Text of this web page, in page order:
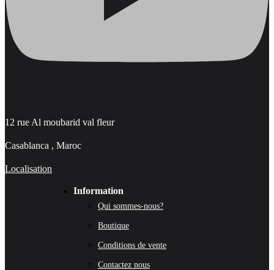
12 rue Al moubarid val fleur
Casablanca , Maroc
Localisation
Information
Qui sommes-nous?
Boutique
Conditions de vente
Contactez nous